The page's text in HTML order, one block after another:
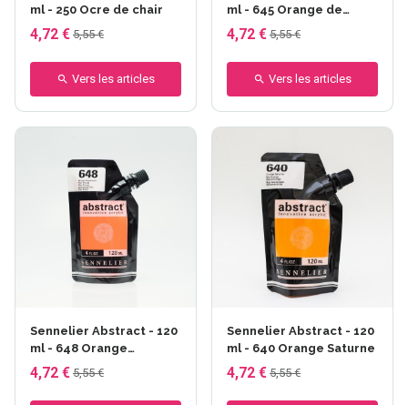
ml - 250 Ocre de chair
4,72 € 5,55 €
Vers les articles
ml - 645 Orange de
chine
4,72 € 5,55 €
Vers les articles
Sennelier Abstract - 120
ml - 648 Orange
fluorescent
4,72 € 5,55 €
Sennelier Abstract - 120
ml - 640 Orange Saturne
4,72 € 5,55 €